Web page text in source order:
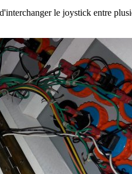
le joystick entre